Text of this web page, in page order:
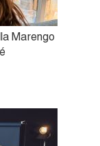
Marengo